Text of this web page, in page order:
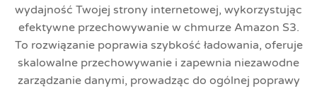
wydajność Twojej strony internetowej, wykorzystując
efektywne przechowywanie w chmurze Amazon S3.
To rozwiązanie poprawia szybkość ładowania, oferuje
skalowalne przechowywanie i zapewnia niezawodne
zarządzanie danymi, prowadząc do ogólnej poprawy